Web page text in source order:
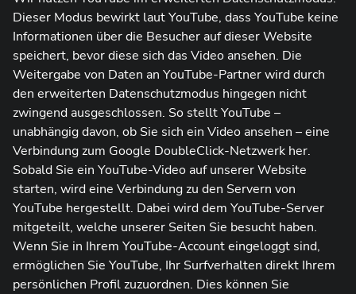
Dieser Modus bewirkt laut YouTube, dass YouTube keine
Informationen über die Besucher auf dieser Website
speichert, bevor diese sich das Video ansehen. Die
Weitergabe von Daten an YouTube-Partner wird durch
den erweiterten Datenschutzmodus hingegen nicht
zwingend ausgeschlossen. So stellt YouTube –
unabhängig davon, ob Sie sich ein Video ansehen – eine
Verbindung zum Google DoubleClick-Netzwerk her.
Sobald Sie ein YouTube-Video auf unserer Website
starten, wird eine Verbindung zu den Servern von
YouTube hergestellt. Dabei wird dem YouTube-Server
mitgeteilt, welche unserer Seiten Sie besucht haben.
Wenn Sie in Ihrem YouTube-Account eingeloggt sind,
ermöglichen Sie YouTube, Ihr Surfverhalten direkt Ihrem
persönlichen Profil zuzuordnen. Dies können Sie